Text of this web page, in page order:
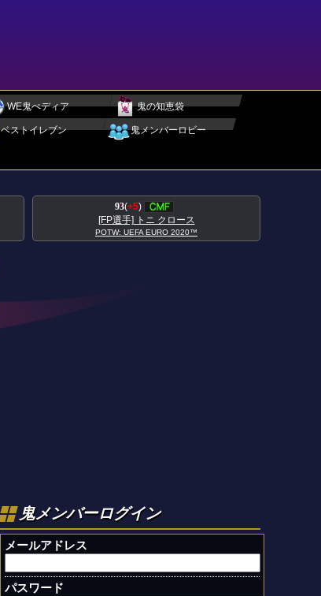
WE鬼ぺディア 鬼の知恵袋
ベストイレブン 鬼メンバーロビー
95 (+5)
[FP選手] アントワーヌ グリーズマン
POTW: UEFA EURO 2020™
鬼メンバーログイン
メールアドレス
パスワード